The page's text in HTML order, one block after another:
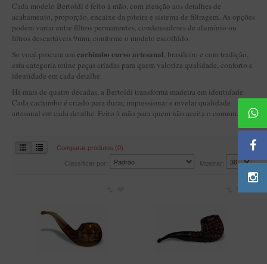
Fluidos
BLENDS
Blend Kumbaya
Blends Para Cachimbo
Blends Para Enrolar
Cândido Giovanella
Doctor Pipe
Nacionais
Cada modelo Bertoldi é feito à mão, com atenção aos detalhes de
acabamento, proporção, encaixe da piteira e sistema de filtragem. As opções
podem variar entre filtros permanentes, condensadores de alumínio ou
filtros descartáveis 9mm, conforme o modelo escolhido.
Se você procura um cachimbo curvo artesanal, brasileiro e com tradição,
esta categoria reúne peças criadas para quem valoriza qualidade, conforto e
identidade em cada detalhe.
Há mais de quatro décadas, a Bertoldi transforma madeira em identidade.
Cada cachimbo é criado para durar, impressionar e revelar qualidade
artesanal em cada detalhe. Feito à mão para quem não aceita o comum.
Comparar produtos (0)
Classificar por: Mostrar: